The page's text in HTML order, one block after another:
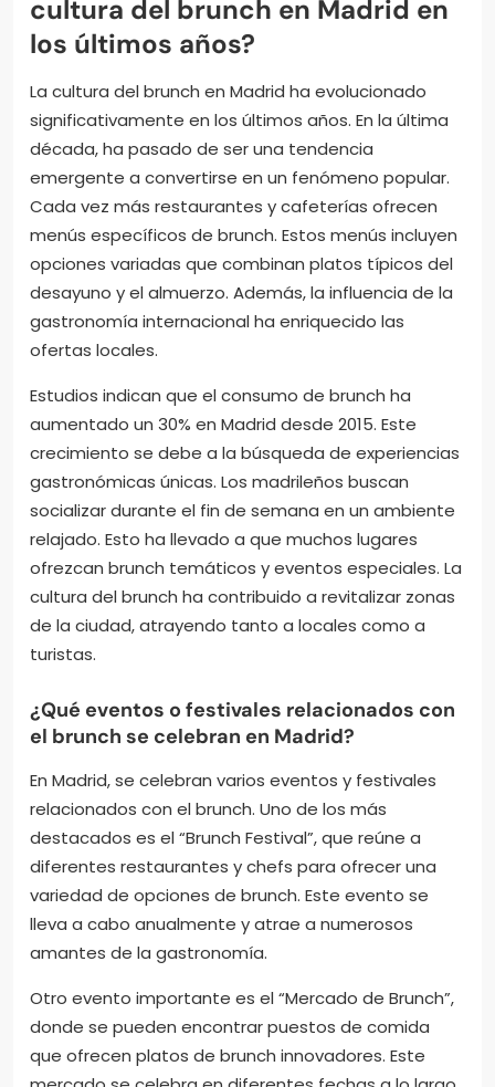
cultura del brunch en Madrid en
los últimos años?
La cultura del brunch en Madrid ha evolucionado
significativamente en los últimos años. En la última
década, ha pasado de ser una tendencia
emergente a convertirse en un fenómeno popular.
Cada vez más restaurantes y cafeterías ofrecen
menús específicos de brunch. Estos menús incluyen
opciones variadas que combinan platos típicos del
desayuno y el almuerzo. Además, la influencia de la
gastronomía internacional ha enriquecido las
ofertas locales.
Estudios indican que el consumo de brunch ha
aumentado un 30% en Madrid desde 2015. Este
crecimiento se debe a la búsqueda de experiencias
gastronómicas únicas. Los madrileños buscan
socializar durante el fin de semana en un ambiente
relajado. Esto ha llevado a que muchos lugares
ofrezcan brunch temáticos y eventos especiales. La
cultura del brunch ha contribuido a revitalizar zonas
de la ciudad, atrayendo tanto a locales como a
turistas.
¿Qué eventos o festivales relacionados con
el brunch se celebran en Madrid?
En Madrid, se celebran varios eventos y festivales
relacionados con el brunch. Uno de los más
destacados es el “Brunch Festival”, que reúne a
diferentes restaurantes y chefs para ofrecer una
variedad de opciones de brunch. Este evento se
lleva a cabo anualmente y atrae a numerosos
amantes de la gastronomía.
Otro evento importante es el “Mercado de Brunch”,
donde se pueden encontrar puestos de comida
que ofrecen platos de brunch innovadores. Este